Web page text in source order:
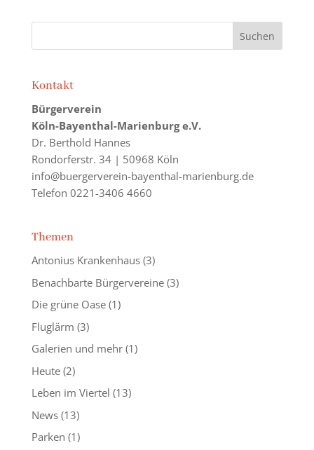
Kontakt
Bürgerverein
Köln-Bayenthal-Marienburg e.V.
Dr. Berthold Hannes
Rondorferstr. 34 | 50968 Köln
info@buergerverein-bayenthal-marienburg.de
Telefon 0221-3406 4660
Themen
Antonius Krankenhaus(3)
Benachbarte Bürgervereine(3)
Die grüne Oase(1)
Fluglärm (3)
Galerien und mehr(1)
Heute(2)
Leben im Viertel (13)
News(13)
Parken (1)